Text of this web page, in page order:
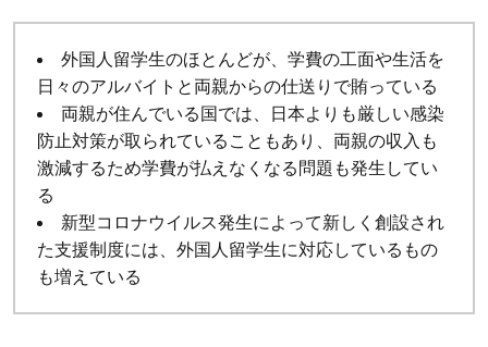
外国人留学生のほとんどが、学費の工面や生活を
日々のアルバイトと両親からの仕送りで賄っている
両親が住んでいる国では、日本よりも厳しい感染
防止対策が取られていることもあり、両親の収入も
激減するため学費が払えなくなる問題も発生してい
る
新型コロナウイルス発生によって新しく創設され
た支援制度には、外国人留学生に対応しているもの
も増えている